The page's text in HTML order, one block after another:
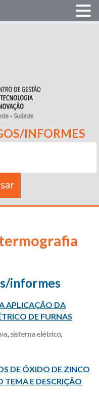
INFORMES
informes
APLICAÇÃO DA
DE FURNAS
, sistema elétrico,
DE ÓXIDO DE ZINCO
TEMA E DESCRIÇÃO